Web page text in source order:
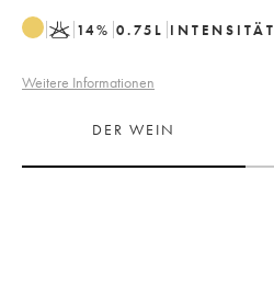
K 14% 0.75 L INTENSITÄT
Weitere Informationen
DER WEIN